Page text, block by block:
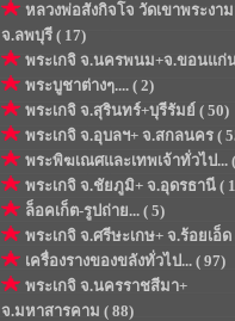
หลวงพ่อสังกิจโจ วัดเขาพระงาม
จ.ลพบุรี ( 17)
พระเกจิ จ.นครพนม+จ.ขอนแก่
พระบูชาต่างๆ.... ( 2)
พระเกจิ จ.สุรินทร์+บุรีรัมย์ ( 50)
พระเกจิ จ.อุบลฯ+ จ.สกลนคร (
พระพิฆเณศและเทพเจ้าทั่วไป...
พระเกจิ จ.ชัยภูมิ+ จ.อุดรธานี (
ล็อคเก็ต-รูปถ่าย... ( 5)
พระเกจิ จ.ศรีษะเกษ+ จ.ร้อยเอ็ด
เครื่องรางของขลังทั่วไป... ( 97)
พระเกจิ จ.นครราชสีมา+
จ.มหาสารคาม ( 88)